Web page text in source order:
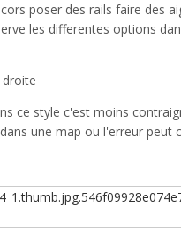
poser des rails faire des
les differentes options
droite
ce style c'est moins
une map ou l'erreur peut